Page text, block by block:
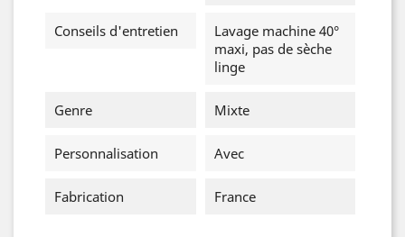
Conseils d'entretien
Lavage machine 40°
maxi, pas de sèche
linge
Genre Mixte
Personnalisation Avec
Fabrication France